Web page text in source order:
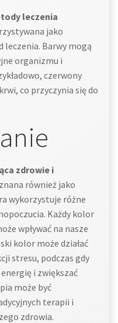
leczenia
jako
leczenia. Barwy mogą
organizmu i
czerwony
co przyczynia się do
zdrowie i
również jako
wykorzystuje różne
Każdy kolor
wpływać na nasze
kolor może działać
stresu, podczas gdy
i zwiększać
może być
terapii i
zdrowia.